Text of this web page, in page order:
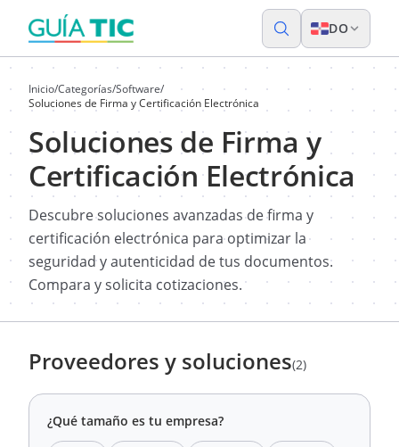
DO
Inicio/Categorías/Software/
Soluciones de Firma y Certificación Electrónica
Soluciones de Firma y
Certificación Electrónica
Descubre soluciones avanzadas de firma y
certificación electrónica para optimizar la
seguridad y autenticidad de tus documentos.
Compara y solicita cotizaciones.
Proveedores y soluciones(2)
¿Qué tamaño es tu empresa?